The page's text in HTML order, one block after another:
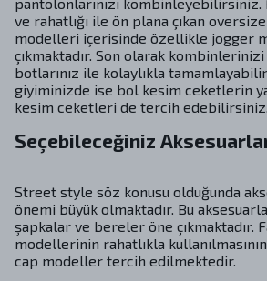
ve rahatlığı ile ön plana çıkan
modelleri içerisinde özellikle jogger
çıkmaktadır. Son olarak
botlarınız ile kolaylıkla
giyiminizde ise bol kesim ceketlerin
kesim ceketleri de tercih edebilirsiniz.
Seçebileceğiniz
Street style söz konusu olduğunda
önemi büyük olmaktadır. Bu
şapkalar ve bereler öne çıkmaktadır.
modellerinin rahatlıkla
cap modeller tercih edilmektedir.